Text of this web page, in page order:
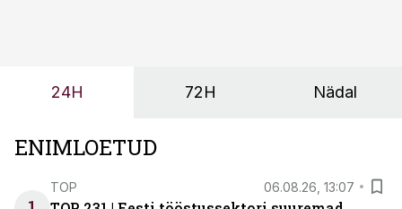
24H 72H Nädal
ENIMLOETUD
TOP 06.08.26, 13:07